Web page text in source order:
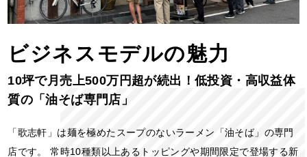
ビジネスモデルの魅力
10坪で月売上500万円超が続出！低投資・高収益体
質の「油そば専門店」
「歌志軒」は麺を極めたスープのないラーメン「油そば」の専門
店です。
常時10種類以上あるトッピングや期間限定で登場する新